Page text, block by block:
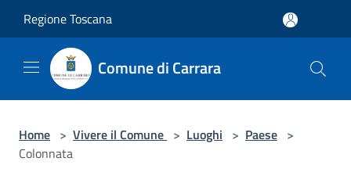
Regione Toscana
Comune di Carrara
Home > Vivere il Comune > Luoghi > Paese >
Colonnata